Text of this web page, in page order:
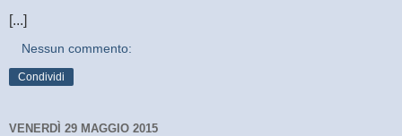
[...]
Nessun commento:
Condividi
VENERDÌ 29 MAGGIO 2015